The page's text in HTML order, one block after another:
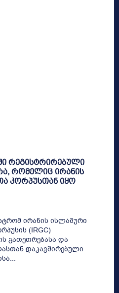
რეგისტრირებული
რომელიც ირანის
კორპუსთან იყო
ირანის ისლამური
(IRGC)
გათეთრებასა და
დაკავშირებული